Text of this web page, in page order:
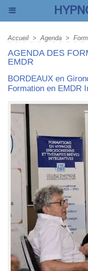
Accueil > Agenda >
AGENDA DES
EMDR
BORDEAUX en
Formation en EMDR